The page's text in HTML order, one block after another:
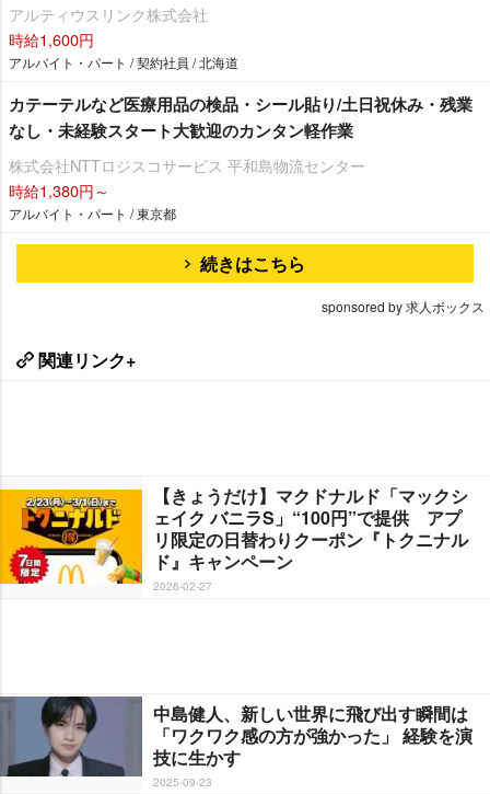
アルティウスリンク株式会社
時給1,600円
アルバイト・パート / 契約社員 / 北海道
カテーテルなど医療用品の検品・シール貼り/土日祝休み・残業
なし・未経験スタート大歓迎のカンタン軽作業
株式会社NTTロジスコサービス 平和島物流センター
時給1,380円～
アルバイト・パート / 東京都
続きはこちら
sponsored by 求人ボックス
関連リンク+
【きょうだけ】マクドナルド「マックシ
ェイク バニラS」“100円”で提供 アプ
リ限定の日替わりクーポン『トクニナル
ド』キャンペーン
2026-02-27
中島健人、新しい世界に飛び出す瞬間は
「ワクワク感の方が強かった」 経験を演
技に生かす
2025-09-23